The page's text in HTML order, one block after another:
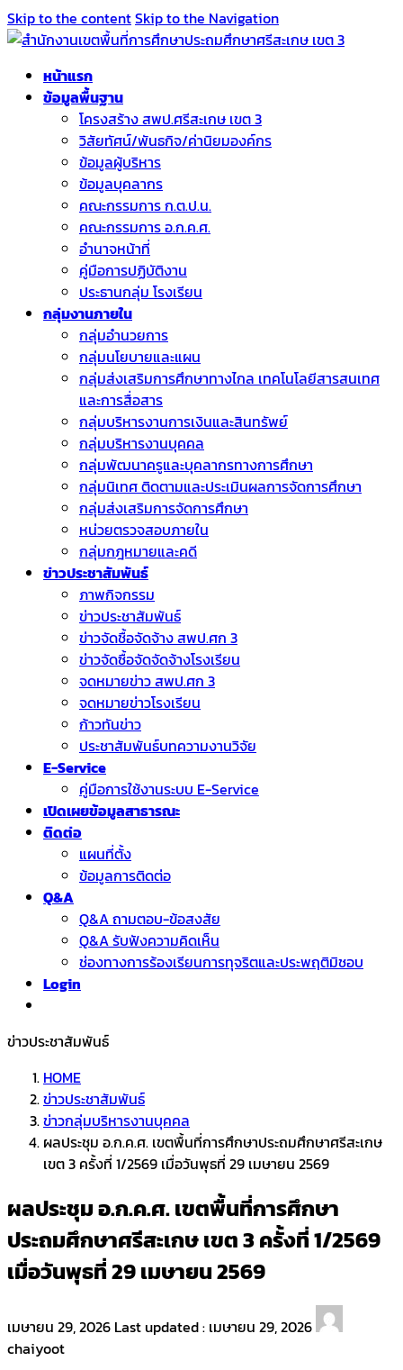
Skip to the contentSkip to the Navigation
หน้าแรก
ข้อมูลพื้นฐาน
โครงสร้าง สพป.ศรีสะเกษ เขต 3
วิสัยทัศน์/พันธกิจ/ค่านิยมองค์กร
ข้อมูลผู้บริหาร
ข้อมูลบุคลากร
คณะกรรมการ ก.ต.ป.น.
คณะกรรมการ อ.ก.ค.ศ.
อำนาจหน้าที่
คู่มือการปฏิบัติงาน
ประธานกลุ่ม โรงเรียน
กลุ่มงานภายใน
กลุ่มอำนวยการ
กลุ่มนโยบายและแผน
กลุ่มส่งเสริมการศึกษาทางไกล เทคโนโลยีสารสนเทศ
และการสื่อสาร
กลุ่มบริหารงานการเงินและสินทรัพย์
กลุ่มบริหารงานบุคคล
กลุ่มพัฒนาครูและบุคลากรทางการศึกษา
กลุ่มนิเทศ ติดตามและประเมินผลการจัดการศึกษา
กลุ่มส่งเสริมการจัดการศึกษา
หน่วยตรวจสอบภายใน
กลุ่มกฎหมายและคดี
ข่าวประชาสัมพันธ์
ภาพกิจกรรม
ข่าวประชาสัมพันธ์
ข่าวจัดชื้อจัดจ้าง สพป.ศก 3
ข่าวจัดซื้อจัดจัดจ้างโรงเรียน
จดหมายข่าว สพป.ศก 3
จดหมายข่าวโรงเรียน
ก้าวทันข่าว
ประชาสัมพันธ์บทความงานวิจัย
E-Service
คู่มือการใช้งานระบบ E-Service
เปิดเผยข้อมูลสาธารณะ
ติดต่อ
แผนที่ตั้ง
ข้อมูลการติดต่อ
Q&A
Q&A ถามตอบ-ข้อสงสัย
Q&A รับฟังความคิดเห็น
ช่องทางการร้องเรียนการทุจริตและประพฤติมิชอบ
Login
ข่าวประชาสัมพันธ์
HOME
ข่าวประชาสัมพันธ์
ข่าวกลุ่มบริหารงานบุคคล
ผลประชุม อ.ก.ค.ศ. เขตพื้นที่การศึกษาประถมศึกษาศรีสะเกษ
เขต 3 ครั้งที่ 1/2569 เมื่อวันพุธที่ 29 เมษายน 2569
ผลประชุม อ.ก.ค.ศ. เขตพื้นที่การศึกษา
ประถมศึกษาศรีสะเกษ เขต 3 ครั้งที่ 1/2569
เมื่อวันพุธที่ 29 เมษายน 2569
เมษายน 29, 2026 Last updated : เมษายน 29, 2026
chaiyoot